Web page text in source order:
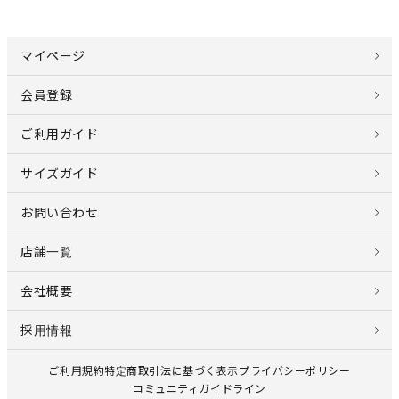
マイページ
会員登録
ご利用ガイド
サイズガイド
お問い合わせ
店舗一覧
会社概要
採用情報
ご利用規約特定商取引法に基づく表示プライバシーポリシー
コミュニティガイドライン